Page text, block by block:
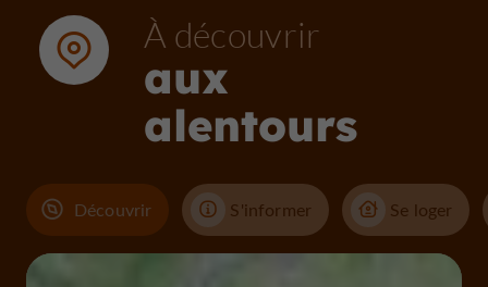
À découvrir
aux
alentours
Découvrir S'informer Se loger